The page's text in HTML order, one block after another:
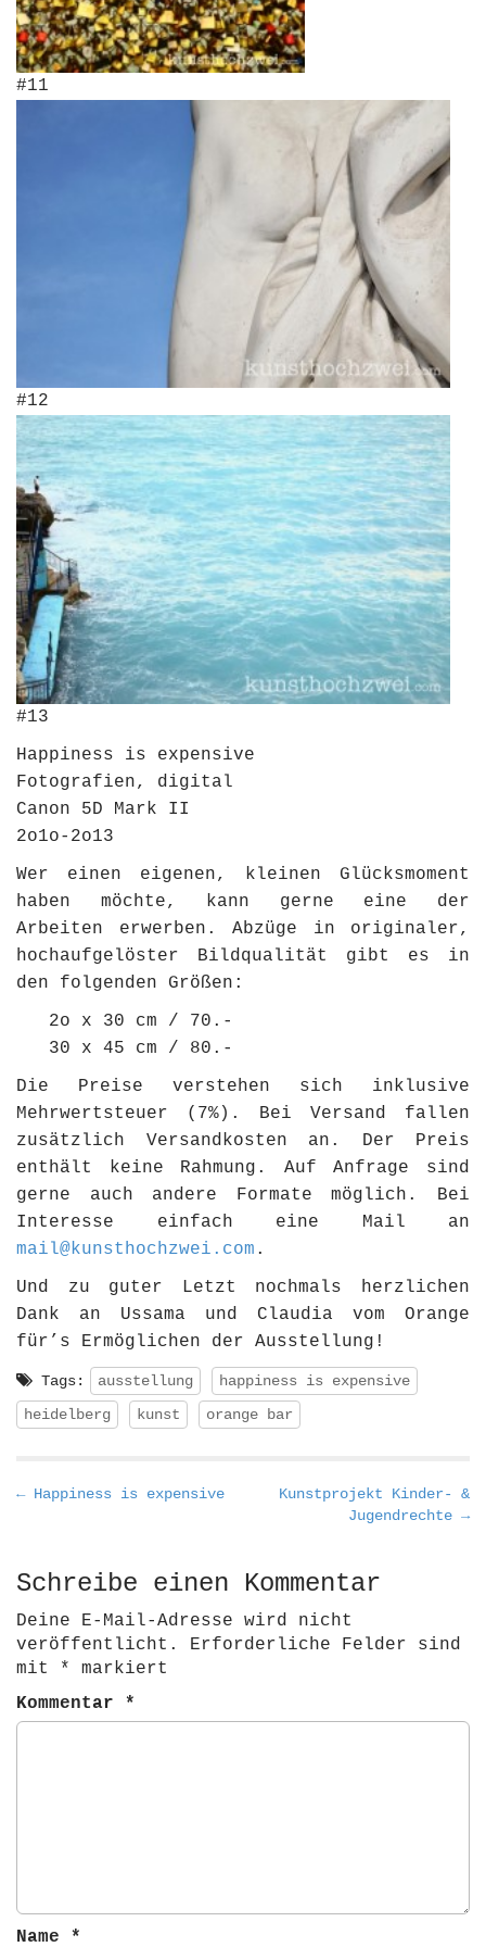
#11
#12
#13
Happiness is expensive
Fotografien, digital
Canon 5D Mark II
2o1o-2o13
Wer einen eigenen, kleinen Glücksmoment
haben möchte, kann gerne eine der
Arbeiten erwerben. Abzüge in originaler,
hochaufgelöster Bildqualität gibt es in
den folgenden Größen:
2o x 30 cm / 70.-
30 x 45 cm / 80.-
Die Preise verstehen sich inklusive
Mehrwertsteuer (7%). Bei Versand fallen
zusätzlich Versandkosten an. Der Preis
enthält keine Rahmung. Auf Anfrage sind
gerne auch andere Formate möglich. Bei
Interesse einfach eine Mail an
mail@kunsthochzwei.com .
Und zu guter Letzt nochmals herzlichen
Dank an Ussama und Claudia vom Orange
für’s Ermöglichen der Ausstellung!
Tags: ausstellung
happiness is expensive
heidelberg
kunst orange bar
P
t
n
a
v
i
g
← Happiness is expensive
Kunstprojekt Kinder- &
Jugendrechte →
Schreibe einen Kommentar
Deine E-Mail-Adresse wird nicht
veröffentlicht.
Erforderliche Felder sind
mit
*
markiert
Kommentar *
Name *